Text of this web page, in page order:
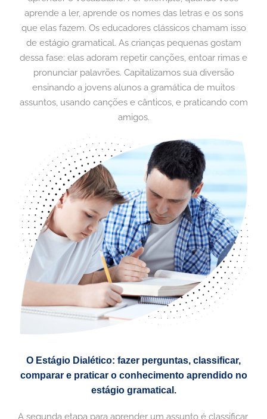
aprende a ler, aprende os nomes das letras e os sons
que elas fazem. Os educadores clássicos chamam isso
de estágio gramatical. As crianças pequenas gostam
dessa fase: elas adoram repetir canções, entoar rimas e
pronunciar palavrões. Capitalizamos sua diversão
ensinando a jovens alunos a gramática de muitos
assuntos, usando canções e cânticos, e praticando com
amigos.
O Estágio Dialético: fazer perguntas, classificar,
comparar e praticar o conhecimento aprendido no
estágio gramatical.
A segunda etapa para aprender um assunto é classificar,